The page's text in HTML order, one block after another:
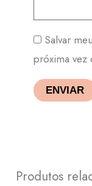
Salvar
próxima vez
Produtos